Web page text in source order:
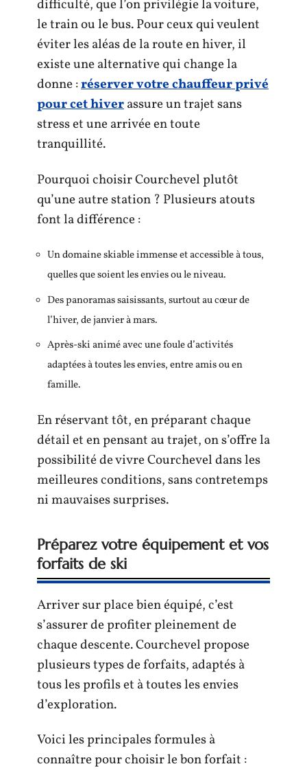
difficulté, que l’on privilégie la voiture,
le train ou le bus. Pour ceux qui veulent
éviter les aléas de la route en hiver, il
existe une alternative qui change la
donne :réserver votre chauffeur privé
pour cet hiverassure un trajet sans
stress et une arrivée en toute
tranquillité.
Pourquoi choisir Courchevel plutôt
qu’une autre station ? Plusieurs atouts
font la différence :
Un domaine skiable immense et accessible à tous,
quelles que soient les envies ou le niveau.
Des panoramas saisissants, surtout au cœur de
l’hiver, de janvier à mars.
Après-ski animé avec une foule d’activités
adaptées à toutes les envies, entre amis ou en
famille.
En réservant tôt, en préparant chaque
détail et en pensant au trajet, on s’offre la
possibilité de vivre Courchevel dans les
meilleures conditions, sans contretemps
ni mauvaises surprises.
Préparez votre équipement et vos
forfaits de ski
Arriver sur place bien équipé, c’est
s’assurer de profiter pleinement de
chaque descente. Courchevel propose
plusieurs types de forfaits, adaptés à
tous les profils et à toutes les envies
d’exploration.
Voici les principales formules à
connaître pour choisir le bon forfait :